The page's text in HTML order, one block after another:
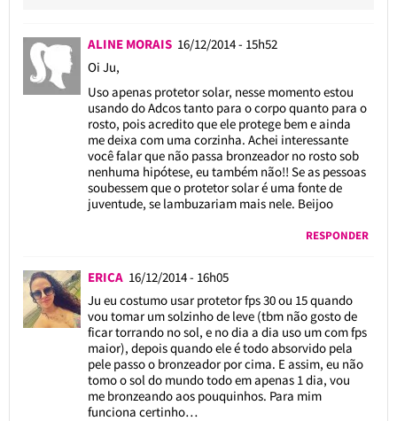
ALINE MORAIS 16/12/2014 - 15h52
Oi Ju,
Uso apenas protetor solar, nesse momento estou
usando do Adcos tanto para o corpo quanto para o
rosto, pois acredito que ele protege bem e ainda
me deixa com uma corzinha. Achei interessante
você falar que não passa bronzeador no rosto sob
nenhuma hipótese, eu também não!! Se as pessoas
soubessem que o protetor solar é uma fonte de
juventude, se lambuzariam mais nele. Beijoo
RESPONDER
ERICA 16/12/2014 - 16h05
Ju eu costumo usar protetor fps 30 ou 15 quando
vou tomar um solzinho de leve (tbm não gosto de
ficar torrando no sol, e no dia a dia uso um com fps
maior), depois quando ele é todo absorvido pela
pele passo o bronzeador por cima. E assim, eu não
tomo o sol do mundo todo em apenas 1 dia, vou
me bronzeando aos pouquinhos. Para mim
funciona certinho…